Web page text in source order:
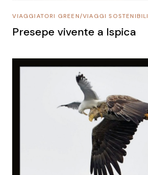
VIAGGI SOSTENIBILI
/
VIAGGIATORI GREEN
Presepe vivente a Ispica